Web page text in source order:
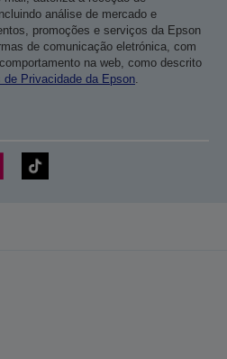
análise de mercado e
promoções e serviços da Epson
de comunicação eletrónica, com
na web, como descrito
de Privacidade da Epson.